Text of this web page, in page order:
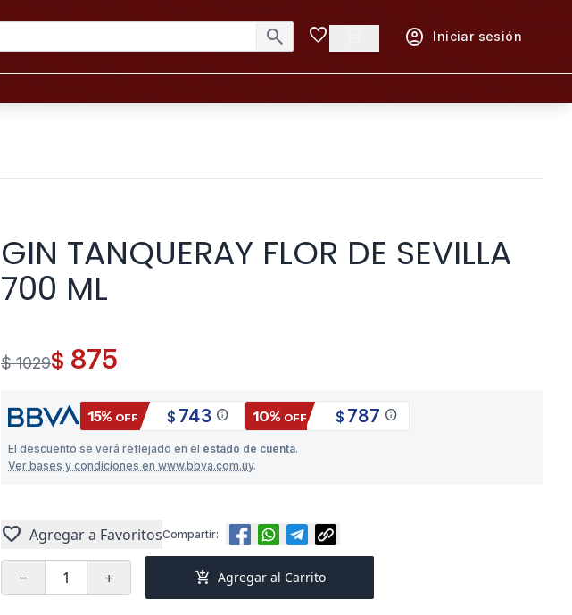
search favorite account_circle Iniciar sesión
GIN TANQUERAY FLOR DE SEVILLA
700 ML
$ 1029$ 875
15% OFF $ 743 info 10% OFF $ 787 info
El descuento se verá reflejado en el estado de cuenta.
Ver bases y condiciones en www.bbva.com.uy.
Compartir:
favorite Agregar a Favoritos
remove add add_shopping_cart Agregar al Carrito